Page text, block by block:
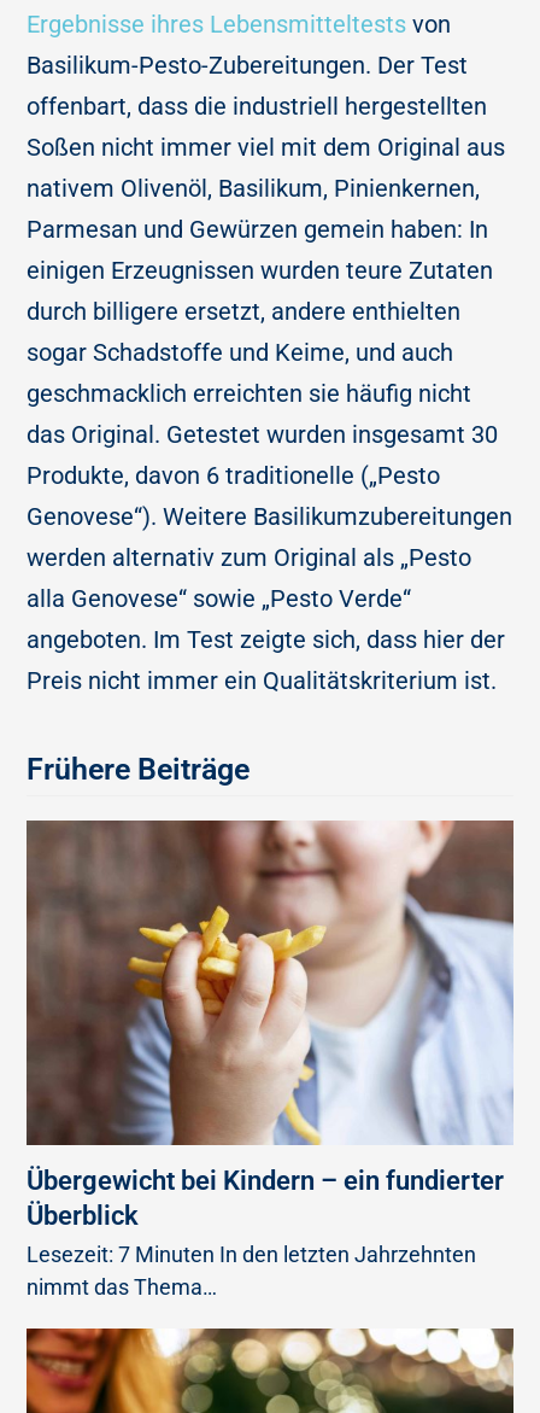
Ergebnisse ihres Lebensmitteltests von
Basilikum-Pesto-Zubereitungen. Der Test
offenbart, dass die industriell hergestellten
Soßen nicht immer viel mit dem Original aus
nativem Olivenöl, Basilikum, Pinienkernen,
Parmesan und Gewürzen gemein haben: In
einigen Erzeugnissen wurden teure Zutaten
durch billigere ersetzt, andere enthielten
sogar Schadstoffe und Keime, und auch
geschmacklich erreichten sie häufig nicht
das Original. Getestet wurden insgesamt 30
Produkte, davon 6 traditionelle („Pesto
Genovese“). Weitere Basilikumzubereitungen
werden alternativ zum Original als „Pesto
alla Genovese“ sowie „Pesto Verde“
angeboten. Im Test zeigte sich, dass hier der
Preis nicht immer ein Qualitätskriterium ist.
Frühere Beiträge
Übergewicht bei Kindern – ein fundierter
Überblick
Lesezeit: 7 Minuten In den letzten Jahrzehnten
nimmt das Thema…